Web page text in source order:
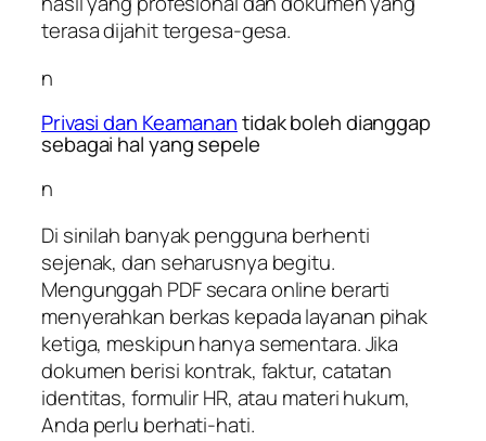
terasa dijahit tergesa-gesa.
n
Privasi dan Keamanantidak boleh dianggap
sebagai hal yang sepele
n
Di sinilah banyak pengguna berhenti
sejenak, dan seharusnya begitu.
Mengunggah PDF secara online berarti
menyerahkan berkas kepada layanan pihak
ketiga, meskipun hanya sementara. Jika
dokumen berisi kontrak, faktur, catatan
identitas, formulir HR, atau materi hukum,
Anda perlu berhati-hati.